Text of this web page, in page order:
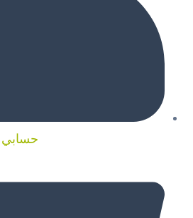
حسابي